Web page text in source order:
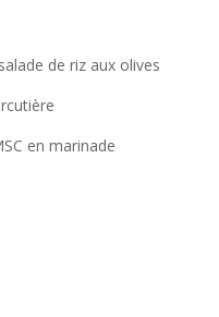
de riz aux olives
en marinade